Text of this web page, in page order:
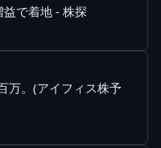
で着地 - 株探
万。(アイフィス株予